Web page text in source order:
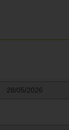
28/05/2026